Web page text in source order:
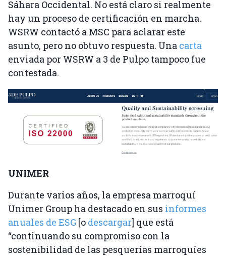
Sáhara Occidental. No está claro si realmente
hay un proceso de certificación en marcha.
WSRW contactó a MSC para aclarar este
asunto, pero no obtuvo respuesta. Una carta
enviada por WSRW a 3 de Pulpo tampoco fue
contestada.
UNIMER
Durante varios años, la empresa marroquí
Unimer Group ha destacado en sus informes
anuales de ESG [o descargar] que está
“continuando su compromiso con la
sostenibilidad de las pesquerías marroquíes